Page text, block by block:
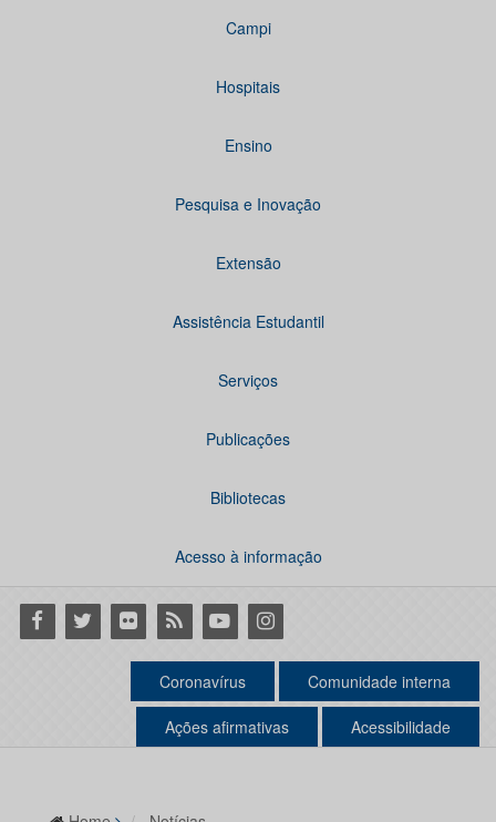
Campi
Hospitais
Ensino
Pesquisa e Inovação
Extensão
Assistência Estudantil
Serviços
Publicações
Bibliotecas
Acesso à informação
Facebook
Twitter Flickr RSS YoutubeInstagram
Coronavírus Comunidade interna
Ações afirmativas Acessibilidade